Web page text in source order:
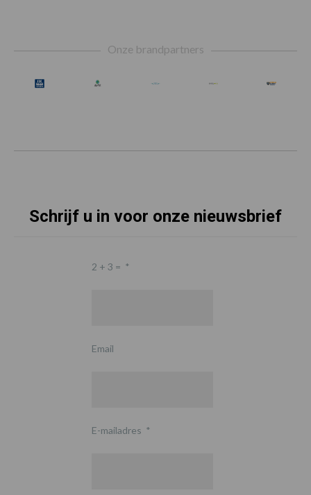
Onze brandpartners
Schrijf u in voor onze nieuwsbrief
2 + 3 = *
Email
E-mailadres *